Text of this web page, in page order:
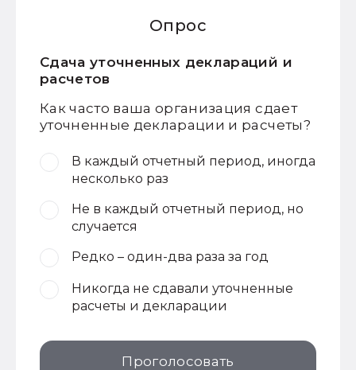
Опрос
Сдача уточненных деклараций и
расчетов
Как часто ваша организация сдает
уточненные декларации и расчеты?
В каждый отчетный период, иногда
несколько раз
Не в каждый отчетный период, но
случается
Редко – один-два раза за год
Никогда не сдавали уточненные
расчеты и декларации
Проголосовать